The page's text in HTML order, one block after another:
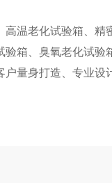
温老化试验箱、精
箱、臭氧老化试验
量身打造、专业设